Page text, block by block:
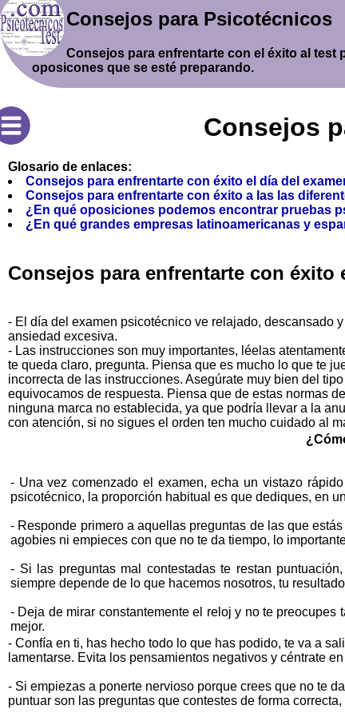
Consejos para Psicotécnicos
Consejos para enfrentarte con el éxito al
oposicones que se esté preparando.
Consejos
Glosario de enlaces:
Consejos para enfrentarte con éxito el día del
Consejos para enfrentarte con éxito a las las
¿En qué oposiciones podemos encontrar pruebas
¿En qué grandes empresas latinoamericanas y
Consejos para enfrentarte con
- El día del examen psicotécnico ve relajado, descansado
ansiedad excesiva.
- Las instrucciones son muy importantes, léelas
te queda claro, pregunta. Piensa que es mucho lo que te
incorrecta de las instrucciones. Asegúrate muy bien del
equivocamos de respuesta. Piensa que de estas normas
ninguna marca no establecida, ya que podría llevar a la
con atención, si no sigues el orden ten mucho cuidado al
- Una vez comenzado el examen, echa un vistazo
psicotécnico, la proporción habitual es que dediques, en
- Responde primero a aquellas preguntas de las que
agobies ni empieces con que no te da tiempo, lo
- Si las preguntas mal contestadas te restan
siempre depende de lo que hacemos nosotros, tu
- Deja de mirar constantemente el reloj y no te
mejor.
- Confía en ti, has hecho todo lo que has podido, te va a
lamentarse. Evita los pensamientos negativos y céntrate
- Si empiezas a ponerte nervioso porque crees que no te
puntuar son las preguntas que contestes de forma